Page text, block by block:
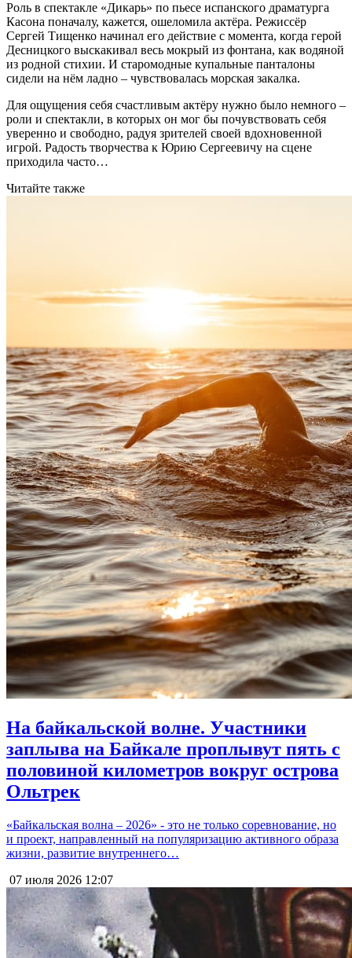
Роль в спектакле «Дикарь» по пьесе испанского драматурга
Касона поначалу, кажется, ошеломила актёра. Режиссёр
Сергей Тищенко начинал его действие с момента, когда герой
Десницкого выскакивал весь мокрый из фонтана, как водяной
из родной стихии. И старомодные купальные панталоны
сидели на нём ладно – чувствовалась морская закалка.
Для ощущения себя счастливым актёру нужно было немного –
роли и спектакли, в которых он мог бы почувствовать себя
уверенно и свободно, радуя зрителей своей вдохновенной
игрой. Радость творчества к Юрию Сергеевичу на сцене
приходила часто…
Читайте также
На байкальской волне. Участники
заплыва на Байкале проплывут пять с
половиной километров вокруг острова
Ольтрек
«Байкальская волна – 2026» - это не только соревнование, но
и проект, направленный на популяризацию активного образа
жизни, развитие внутреннего…
07 июля 2026 12:07